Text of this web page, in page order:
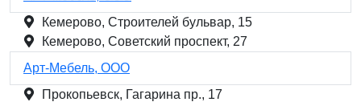
Кемерово, Строителей бульвар, 15
Кемерово, Советский проспект, 27
Арт-Мебель, ООО
Прокопьевск, Гагарина пр., 17